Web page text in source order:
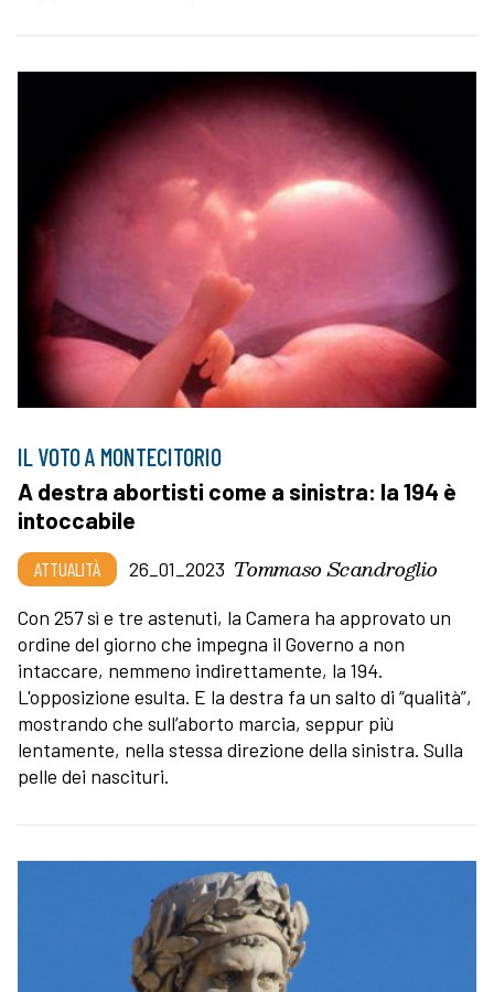
IL VOTO A MONTECITORIO
A destra abortisti come a sinistra: la 194 è
intoccabile
ATTUALITÀ 26_01_2023 Tommaso Scandroglio
Con 257 sì e tre astenuti, la Camera ha approvato un
ordine del giorno che impegna il Governo a non
intaccare, nemmeno indirettamente, la 194.
L'opposizione esulta. E la destra fa un salto di “qualità”,
mostrando che sull’aborto marcia, seppur più
lentamente, nella stessa direzione della sinistra. Sulla
pelle dei nascituri.